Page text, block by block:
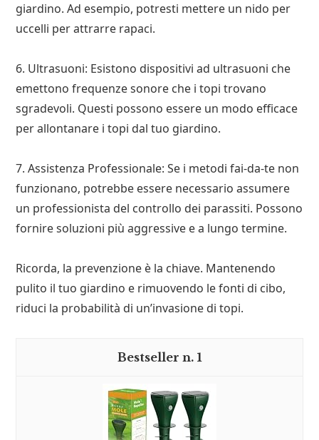
giardino. Ad esempio, potresti mettere un nido per
uccelli per attrarre rapaci.
6. Ultrasuoni: Esistono dispositivi ad ultrasuoni che
emettono frequenze sonore che i topi trovano
sgradevoli. Questi possono essere un modo efficace
per allontanare i topi dal tuo giardino.
7. Assistenza Professionale: Se i metodi fai-da-te non
funzionano, potrebbe essere necessario assumere
un professionista del controllo dei parassiti. Possono
fornire soluzioni più aggressive e a lungo termine.
Ricorda, la prevenzione è la chiave. Mantenendo
pulito il tuo giardino e rimuovendo le fonti di cibo,
riduci la probabilità di un’invasione di topi.
1